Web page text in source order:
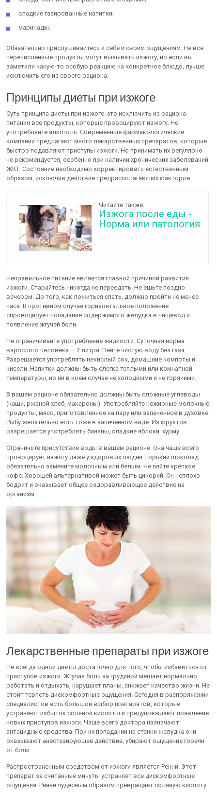
сладкие газированные напитки;
маринады.
Обязательно прислушивайтесь к себе и своим ощущениям. Не все
перечисленные продукты могут вызывать изжогу, но если вы
заметили какую-то особую реакцию на конкретное блюдо, лучше
исключить его из своего рациона.
Принципы диеты при изжоге
Суть принципа диеты при изжоге. это исключить из рациона
питания все продукты, которые провоцируют изжогу. Не
употребляйте алкоголь. Современные фармакологические
компании предлагают много лекарственных препаратов, которые
быстро подавляют приступы изжоги. Но принимать их регулярно
не рекомендуется, особенно при наличии хронических заболеваний
ЖКТ. Состояние необходимо корректировать естественным
образом, исключив действие предрасполагающих факторов.
Читайте также:
Изжога после еды -
Норма или патология
Неправильное питание является главной причиной развития
изжоги. Старайтесь никогда не переедать. Не ешьте поздно
вечером. До того, как ложиться спать, должно пройти не менее
часа. В противном случае горизонтальное положение
спровоцирует попадание содержимого желудка в пищевод и
появление жгучей боли.
Не ограничивайте употребление жидкости. Суточная норма
взрослого человека — 2 литра. Пейте чистую воду без газа.
Разрешается употреблять некислый сок, домашние компоты и
кисели. Напитки должны быть слегка теплыми или комнатной
температуры, но ни в коем случае не холодными и не горячими.
В вашем рационе обязательно должны быть сложные углеводы
(каши, ржаной хлеб, макароны). Употребляйте нежирные молочные
продукты, мясо, приготовленное на пару или запеченное в духовке.
Рыбу желательно есть тоже в запеченном виде. Из фруктов
разрешается употреблять бананы, сладкие яблоки, хурму.
Ограничьте присутствие воды в вашем рационе. Она чаще всего
провоцирует изжогу даже у здоровых людей. Горький шоколад
обязательно замените молочным или белым. Не пейте крепкое
кофе. Хорошей альтернативой может быть цикорий. Он неплохо
бодрит и оказывает общее оздоравливающее действие на
организм.
Лекарственные препараты при изжоге
Не всегда одной диеты достаточно для того, чтобы избавиться от
приступов изжоги. Жгучая боль за грудиной мешает нормально
работать и отдыхать, нарушает планы, снижает качество жизни. Не
стоит терпеть дискомфортные ощущения. Сегодня в распоряжении
специалистов есть большой выбор препаратов, которые
устраняют избыток соляной кислоты и предупреждают появление
новых приступов изжоги. Чаще всего доктора назначают
антацидные средства. При их попадании на стенки желудка они
оказывают анестезирующее действие, убирают ощущение горечи
от боли.
Распространенным средством от изжоги является Ренни. Этот
препарат за считанные минуты устраняет все дискомфортные
ощущения. Ренни чудесным образом превращает соляную кислоту